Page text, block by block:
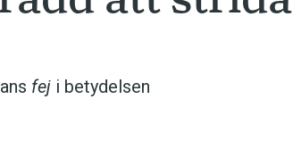
fej i betydelsen